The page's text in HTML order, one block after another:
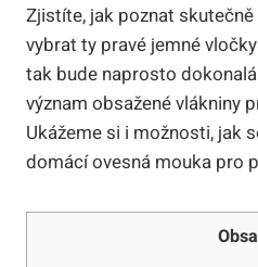
Zjistíte, jak poznat
vybrat ty pravé jemné
tak bude naprosto
význam obsažené vlákniny
Ukážeme si i možnosti, jak
domácí ovesná mouka pro